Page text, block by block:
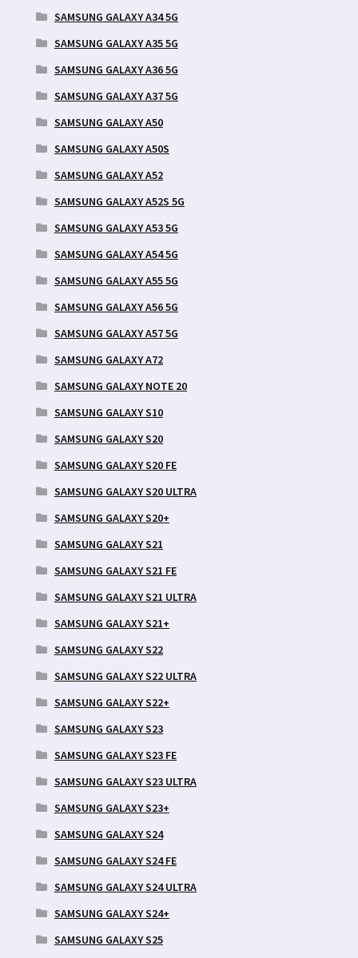
SAMSUNG GALAXY A34 5G
SAMSUNG GALAXY A35 5G
SAMSUNG GALAXY A36 5G
SAMSUNG GALAXY A37 5G
SAMSUNG GALAXY A50
SAMSUNG GALAXY A50S
SAMSUNG GALAXY A52
SAMSUNG GALAXY A52S 5G
SAMSUNG GALAXY A53 5G
SAMSUNG GALAXY A54 5G
SAMSUNG GALAXY A55 5G
SAMSUNG GALAXY A56 5G
SAMSUNG GALAXY A57 5G
SAMSUNG GALAXY A72
SAMSUNG GALAXY NOTE 20
SAMSUNG GALAXY S10
SAMSUNG GALAXY S20
SAMSUNG GALAXY S20 FE
SAMSUNG GALAXY S20 ULTRA
SAMSUNG GALAXY S20+
SAMSUNG GALAXY S21
SAMSUNG GALAXY S21 FE
SAMSUNG GALAXY S21 ULTRA
SAMSUNG GALAXY S21+
SAMSUNG GALAXY S22
SAMSUNG GALAXY S22 ULTRA
SAMSUNG GALAXY S22+
SAMSUNG GALAXY S23
SAMSUNG GALAXY S23 FE
SAMSUNG GALAXY S23 ULTRA
SAMSUNG GALAXY S23+
SAMSUNG GALAXY S24
SAMSUNG GALAXY S24 FE
SAMSUNG GALAXY S24 ULTRA
SAMSUNG GALAXY S24+
SAMSUNG GALAXY S25